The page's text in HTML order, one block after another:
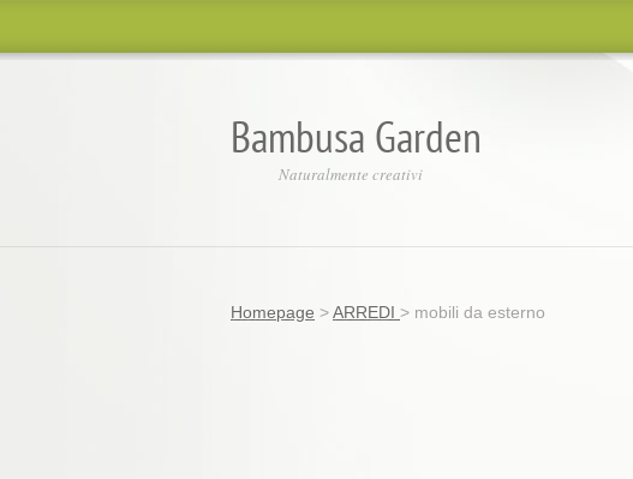
Bambusa Garden
Naturalmente creativi
Homepage >ARREDI > mobili da esterno